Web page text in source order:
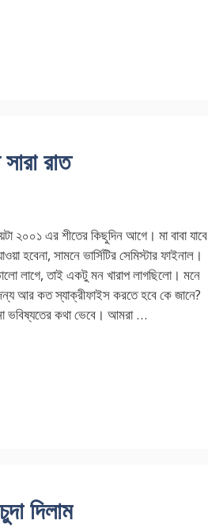
রাত
এর শীতের কিছুদিন আগে। মা বাবা যাবে
হবেনা, সামনে ভার্সিটির সেমিস্টার ফাইনাল।
লাগে, তাই একটু মন খারাপ লাগছিলো। মনে
আর কত স্যাক্রীফাইস করতে হবে কে জানে?
ভবিষ্যতের কথা ভেবে। আমরা …
দিলাম